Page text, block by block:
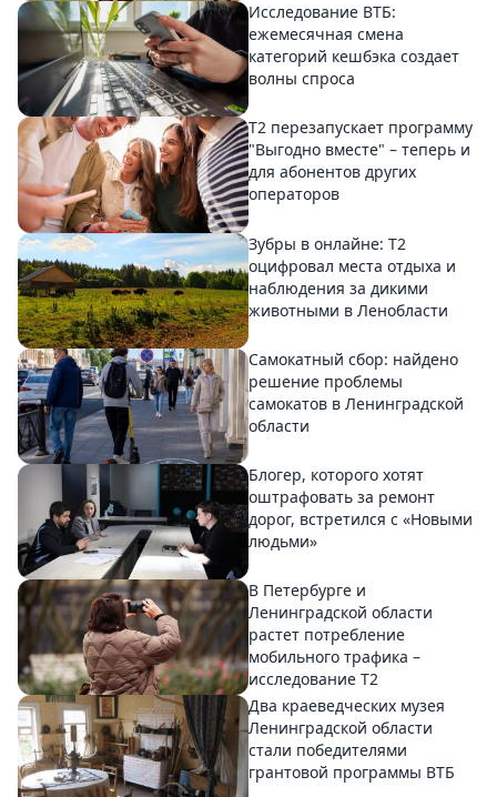
Исследование ВТБ:
ежемесячная смена
категорий кешбэка создает
волны спроса
Т2 перезапускает программу
"Выгодно вместе" – теперь и
для абонентов других
операторов
Зубры в онлайне: Т2
оцифровал места отдыха и
наблюдения за дикими
животными в Ленобласти
Самокатный сбор: найдено
решение проблемы
самокатов в Ленинградской
области
Блогер, которого хотят
оштрафовать за ремонт
дорог, встретился с «Новыми
людьми»
В Петербурге и
Ленинградской области
растет потребление
мобильного трафика –
исследование T2
Два краеведческих музея
Ленинградской области
стали победителями
грантовой программы ВТБ